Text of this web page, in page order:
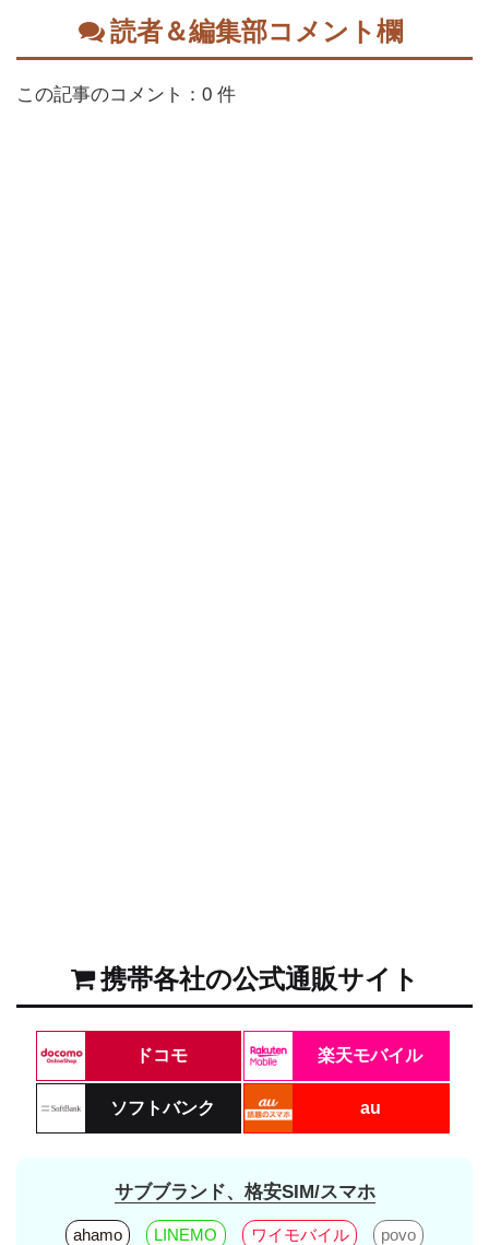
読者＆編集部コメント欄
この記事のコメント：0 件
携帯各社の公式通販サイト
ドコモ 楽天モバイル
ソフトバンク au
サブブランド、格安SIM/スマホ
ahamo LINEMO ワイモバイル povo